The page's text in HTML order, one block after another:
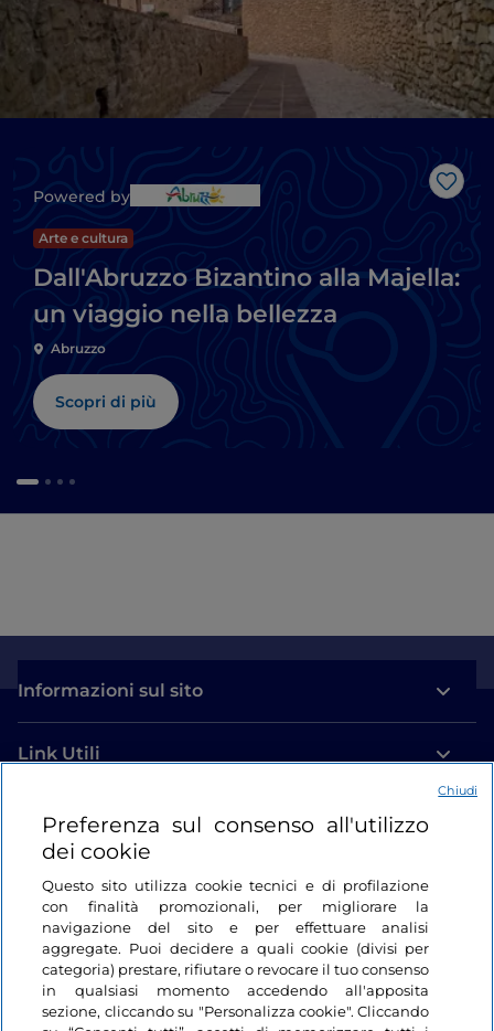
Like
Powered by
Arte e cultura
Dall'Abruzzo Bizantino alla Majella:
un viaggio nella bellezza
Abruzzo
Scopri di più
Informazioni sul sito
Link Utili
Login
Restiamo in contatto
Preferenza sul consenso all'utilizzo
dei cookie
Questo sito utilizza cookie tecnici e di profilazione
con finalità promozionali, per migliorare la
navigazione del sito e per effettuare analisi
aggregate. Puoi decidere a quali cookie (divisi per
categoria) prestare, rifiutare o revocare il tuo consenso
in qualsiasi momento accedendo all'apposita
sezione, cliccando su "Personalizza cookie". Cliccando
Chiudi